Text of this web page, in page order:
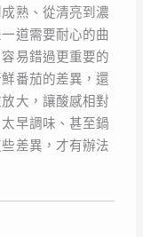
熟、從清亮到濃
道需要耐心的曲
易錯過更重要的
番茄的差異，還
大，讓酸感相對
早調味、甚至鍋
差異，才有辦法